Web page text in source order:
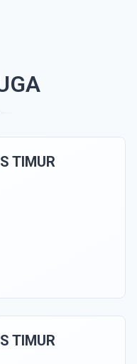
TIMUR
TIMUR